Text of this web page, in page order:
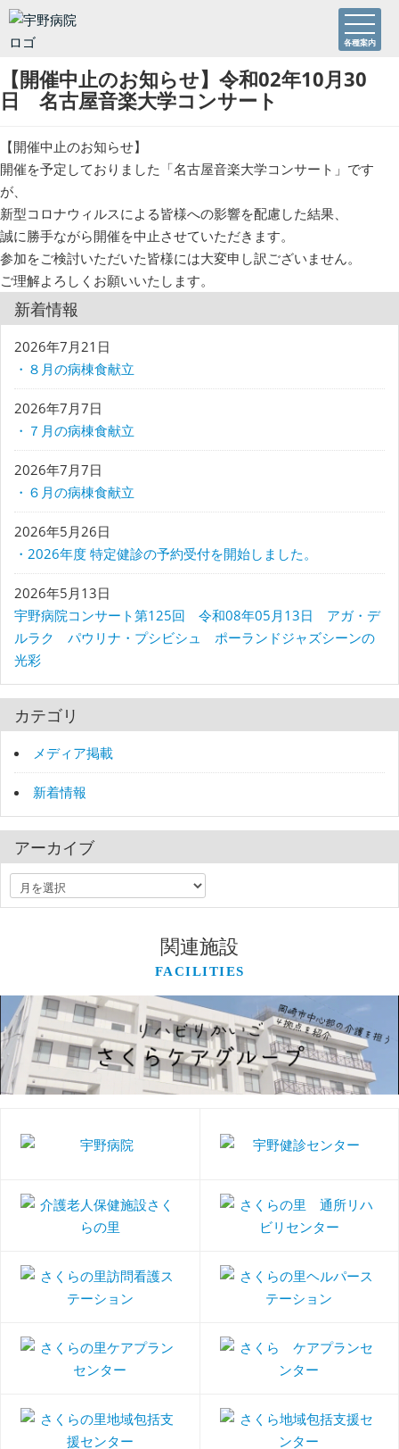
各種案内
【開催中止のお知らせ】令和02年10月30
日 名古屋音楽大学コンサート
【開催中止のお知らせ】
開催を予定しておりました「名古屋音楽大学コンサート」です
が、
新型コロナウィルスによる皆様への影響を配慮した結果、
誠に勝手ながら開催を中止させていただきます。
参加をご検討いただいた皆様には大変申し訳ございません。
ご理解よろしくお願いいたします。
新着情報
2026年7月21日
・８月の病棟食献立
2026年7月7日
・７月の病棟食献立
2026年7月7日
・６月の病棟食献立
2026年5月26日
・2026年度 特定健診の予約受付を開始しました。
2026年5月13日
宇野病院コンサート第125回 令和08年05月13日 アガ・デ
ルラク パウリナ・プシビシュ ポーランドジャズシーンの
光彩
カテゴリ
メディア掲載
新着情報
アーカイブ
関連施設
FACILITIES